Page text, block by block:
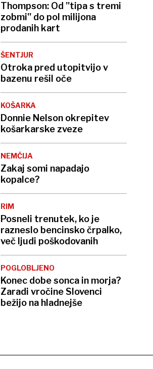
Thompson: Od ''tipa s tremi
zobmi'' do pol milijona
prodanih kart
ŠENTJUR
Otroka pred utopitvijo v
bazenu rešil oče
KOŠARKA
Donnie Nelson okrepitev
košarkarske zveze
NEMČIJA
Zakaj somi napadajo
kopalce?
RIM
Posneli trenutek, ko je
razneslo bencinsko črpalko,
več ljudi poškodovanih
POGLOBLJENO
Konec dobe sonca in morja?
Zaradi vročine Slovenci
bežijo na hladnejše